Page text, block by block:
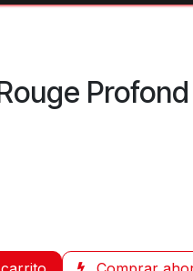
Profond